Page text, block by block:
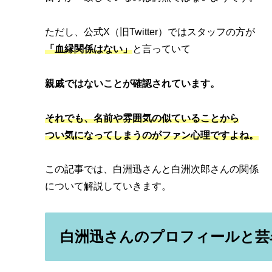
ただし、公式X（旧Twitter）ではスタッフの方が
「血縁関係はない」と言っていて
親戚ではないことが確認されています。
それでも、名前や雰囲気の似ていることから
つい気になってしまうのがファン心理ですよね。
この記事では、白洲迅さんと白洲次郎さんの関係
について解説していきます。
白洲迅さんのプロフィールと